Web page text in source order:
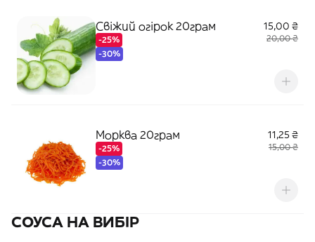
Свіжий огірок 20грам
-25%
-30%
15,00 ₴
20,00 ₴
Морква 20грам
-25%
-30%
11,25 ₴
15,00 ₴
СОУСА НА ВИБІР